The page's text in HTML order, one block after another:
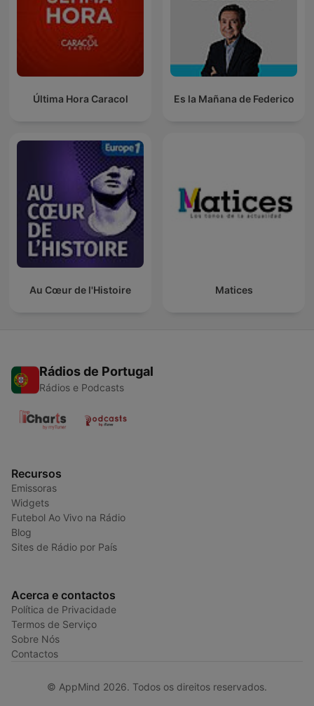
Última Hora Caracol Es la Mañana de Federico
Au Cœur de l'Histoire Matices
Rádios de Portugal
Rádios e Podcasts
Recursos
Emissoras
Widgets
Futebol Ao Vivo na Rádio
Blog
Sites de Rádio por País
Acerca e contactos
Política de Privacidade
Termos de Serviço
Sobre Nós
Contactos
© AppMind 2026. Todos os direitos reservados.